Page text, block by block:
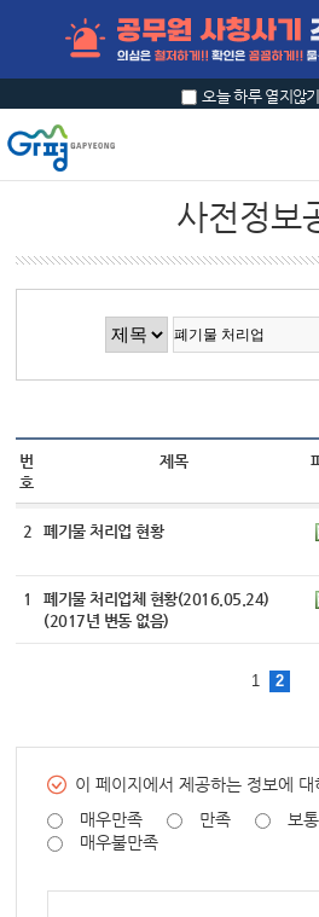
오늘 하루 열지않기
사전정보
번
호
제목
2 폐기물 처리업 현황
1
폐기물 처리업체 현황(2016.05.24)
(2017년 변동 없음)
1 2
이 페이지에서 제공하는 정보에
매우만족
만족 보통
매우불만족